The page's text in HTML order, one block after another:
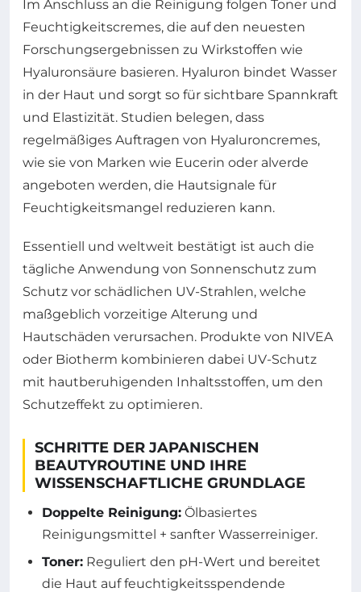
Im Anschluss an die Reinigung folgen Toner und
Feuchtigkeitscremes, die auf den neuesten
Forschungsergebnissen zu Wirkstoffen wie
Hyaluronsäure basieren. Hyaluron bindet Wasser
in der Haut und sorgt so für sichtbare Spannkraft
und Elastizität. Studien belegen, dass
regelmäßiges Auftragen von Hyaluroncremes,
wie sie von Marken wie Eucerin oder alverde
angeboten werden, die Hautsignale für
Feuchtigkeitsmangel reduzieren kann.
Essentiell und weltweit bestätigt ist auch die
tägliche Anwendung von Sonnenschutz zum
Schutz vor schädlichen UV-Strahlen, welche
maßgeblich vorzeitige Alterung und
Hautschäden verursachen. Produkte von NIVEA
oder Biotherm kombinieren dabei UV-Schutz
mit hautberuhigenden Inhaltsstoffen, um den
Schutzeffekt zu optimieren.
SCHRITTE DER JAPANISCHEN
BEAUTYROUTINE UND IHRE
WISSENSCHAFTLICHE GRUNDLAGE
Doppelte Reinigung: Ölbasiertes
Reinigungsmittel + sanfter Wasserreiniger.
Toner: Reguliert den pH-Wert und bereitet
die Haut auf feuchtigkeitsspendende